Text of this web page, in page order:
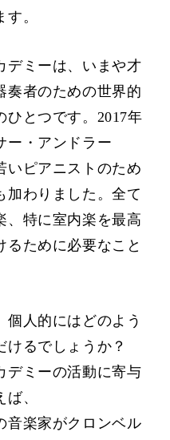
。
デミーは、いまや才
奏者のための世界的
ひとつです。2017年
ー・アンドラー
いピアニストのため
加わりました。全て
、特に室内楽を最高
るために必要なこと
個人的にはどのよう
けるでしょうか？
デミーの活動に寄与
、
音楽家がクロンベル